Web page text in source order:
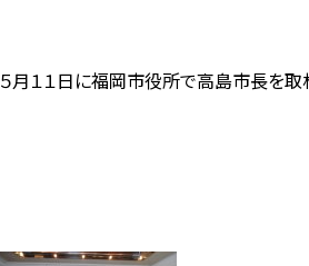
５月１１日に福岡市役所で高島市長を取